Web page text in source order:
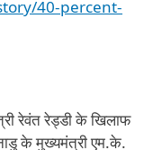
40-percent-
रेवंत रेड्डी के खिलाफ
के मुख्यमंत्री एम.के.